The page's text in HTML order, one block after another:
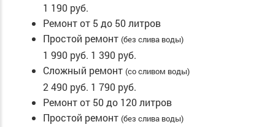
1 190 руб.
Ремонт от 5 до 50 литров
Простой ремонт (без слива воды)
1 990 руб. 1 390 руб.
Сложный ремонт (со сливом воды)
2 490 руб. 1 790 руб.
Ремонт от 50 до 120 литров
Простой ремонт (без слива воды)